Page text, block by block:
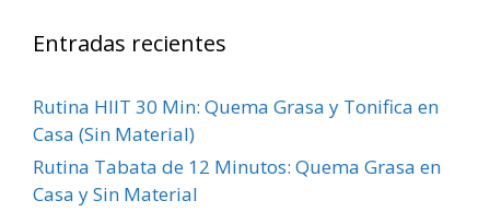
Entradas recientes
Rutina HIIT 30 Min: Quema Grasa y Tonifica en
Casa (Sin Material)
Rutina Tabata de 12 Minutos: Quema Grasa en
Casa y Sin Material